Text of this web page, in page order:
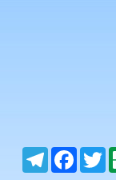
TelegramFacebookTwitter